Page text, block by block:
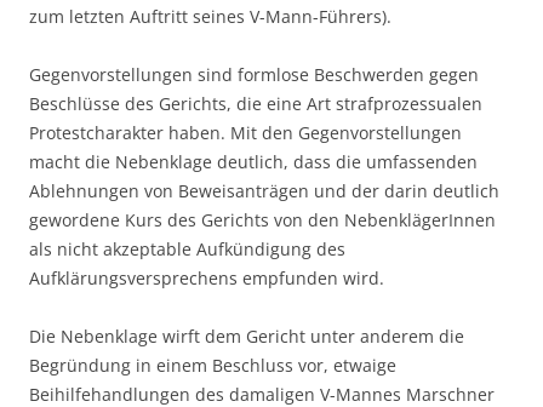
zum letzten Auftritt seines V-Mann-Führers).
Gegenvorstellungen sind formlose Beschwerden gegen
Beschlüsse des Gerichts, die eine Art strafprozessualen
Protestcharakter haben. Mit den Gegenvorstellungen
macht die Nebenklage deutlich, dass die umfassenden
Ablehnungen von Beweisanträgen und der darin deutlich
gewordene Kurs des Gerichts von den NebenklägerInnen
als nicht akzeptable Aufkündigung des
Aufklärungsversprechens empfunden wird.
Die Nebenklage wirft dem Gericht unter anderem die
Begründung in einem Beschluss vor, etwaige
Beihilfehandlungen des damaligen V-Mannes Marschner